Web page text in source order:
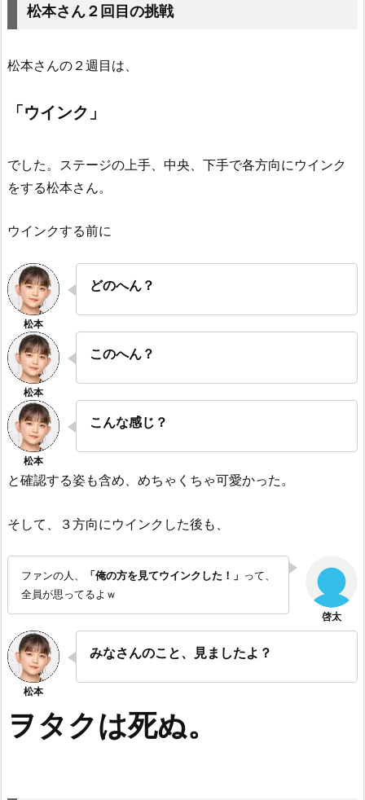
松本さん２回目の挑戦
松本さんの２週目は、
「ウインク」
でした。ステージの上手、中央、下手で各方向にウインク
をする松本さん。
ウインクする前に
どのへん？
このへん？
こんな感じ？
と確認する姿も含め、めちゃくちゃ可愛かった。
そして、３方向にウインクした後も、
ファンの人、 「俺の方を見てウインクした！」 って、
全員が思ってるよｗ
みなさんのこと、見ましたよ？
ヲタクは死ぬ。